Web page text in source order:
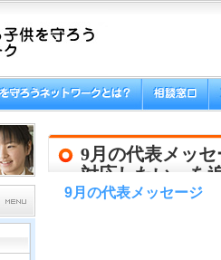
9月の代表メッ
対応したい」を
9月の代表メッセージ